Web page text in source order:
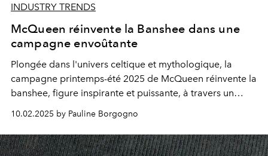
INDUSTRY TRENDS
McQueen réinvente la Banshee dans une
campagne envoûtante
Plongée dans l'univers celtique et mythologique, la
campagne printemps-été 2025 de McQueen réinvente la
banshee, figure inspirante et puissante, à travers un
10.02.2025 by Pauline Borgogno